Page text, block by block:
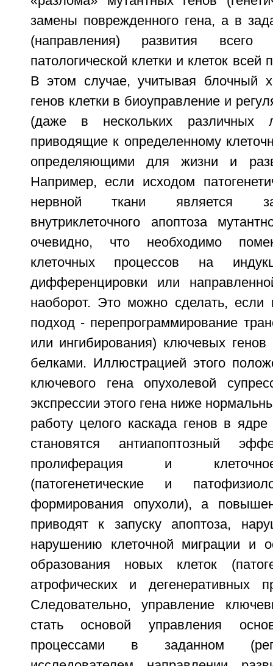
замены поврежденного гена, а в
(направления) развития всего
патологической клетки и клеток всей
В этом случае, учитывая блочный
генов клетки в биоуправление и
(даже в нескольких различных
приводящие к определенному
определяющими для жизни и
Например, если исходом
нервной ткани является
внутриклеточного апоптоза
очевидно, что необходимо
клеточных процессов на
дифференцировки или
наоборот. Это можно сделать, если
подход - перепрограммирование
или ингибирования) ключевых генов
белками. Иллюстрацией этого
ключевого гена опухолевой
экспрессии этого гена ниже
работу целого каскада генов в ядре
становятся антиапоптозный
пролиферация и
(патогенетические и
формирования опухоли), а
приводят к запуску апоптоза,
нарушению клеточной миграции и
образования новых клеток
атрофических и дегенеративных
Следовательно, управление
стать основой управления
процессами в заданном